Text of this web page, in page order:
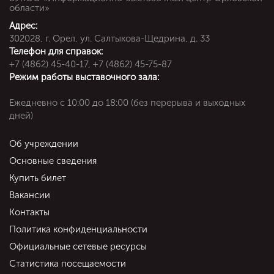
области»
Адрес:
302028, г. Орел, ул. Салтыкова-Щедрина, д. 33
Телефон для справок:
+7 (4862) 45-40-17, +7 (4862) 45-75-87
Режим работы выставочного зала:
Ежедневно c 10:00 до 18:00 (без перерыва и выходных
дней)
Об учреждении
Основные сведения
Купить билет
Вакансии
Контакты
Политика конфиденциальности
Официальные сетевые ресурсы
Статистика посещаемости